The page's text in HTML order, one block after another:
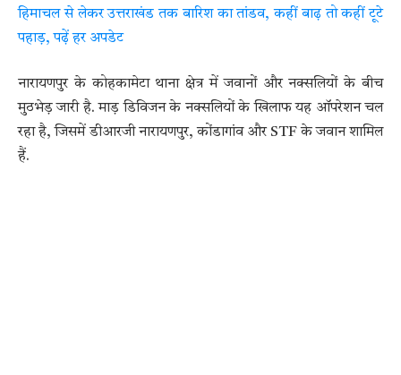
हिमाचल से लेकर उत्तराखंड तक बारिश का तांडव, कहीं बाढ़ तो कहीं टूटे
पहाड़, पढ़ें हर अपडेट
नारायणपुर के कोहकामेटा थाना क्षेत्र में जवानों और नक्सलियों के बीच
मुठभेड़ जारी है. माड़ डिविजन के नक्सलियों के खिलाफ यह ऑपरेशन चल
रहा है, जिसमें डीआरजी नारायणपुर, कोंडागांव और STF के जवान शामिल
हैं.